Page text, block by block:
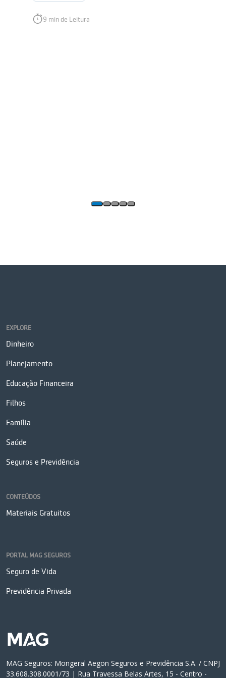
9 min de Leitura
EXPLORE
Dinheiro
Planejamento
Educação Financeira
Filhos
Família
Saúde
Seguros e Previdência
CONTEÚDOS
Materiais Gratuitos
PORTAL MAG SEGUROS
Seguro de Vida
Previdência Privada
MAG Seguros: Mongeral Aegon Seguros e Previdência S.A. / CNPJ
33.608.308.0001/73 | Rua Travessa Belas Artes, 15 - Centro -